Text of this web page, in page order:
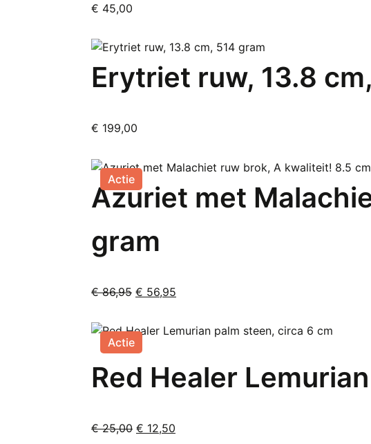
worden
de
€ 45,00
Erytriet ruw, 13.8
€ 199,00
Actie
Azuriet met
gram
€86,95 Oorspronkelijke
was:
€ 56,95
€ 56,95.
Actie
Red Healer
€25,00 Oorspronkelijke
€ 12,50